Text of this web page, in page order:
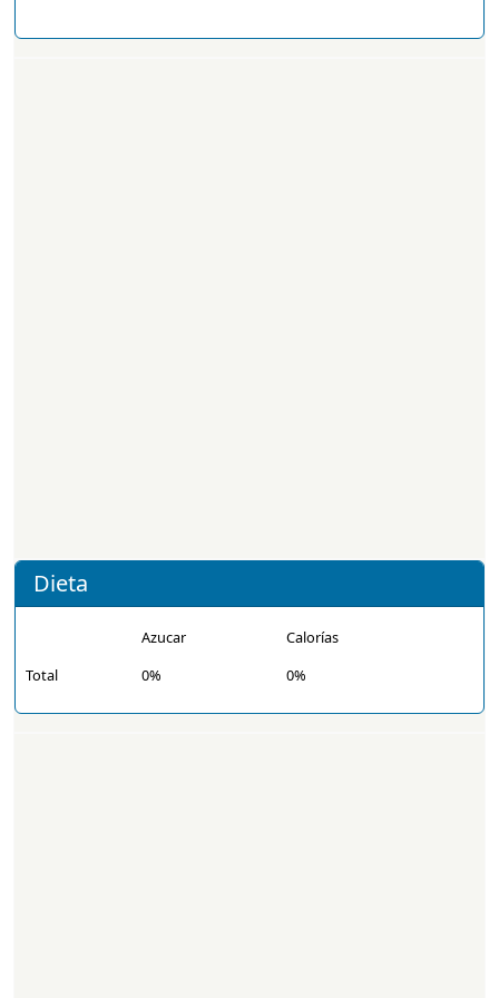
Dieta
Azucar
Calorías
Total
0% 0%